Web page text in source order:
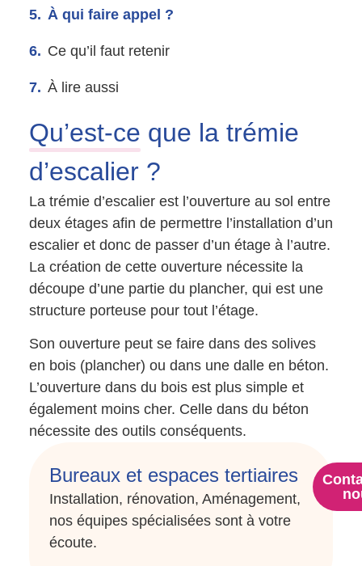
À qui faire appel ?
Ce qu’il faut retenir
À lire aussi
Qu’est-ce que la trémie
d’escalier ?
La trémie d’escalier est l’ouverture au sol entre
deux étages afin de permettre l’installation d’un
escalier et donc de passer d’un étage à l’autre.
La création de cette ouverture nécessite la
découpe d’une partie du plancher, qui est une
structure porteuse pour tout l’étage.
Son ouverture peut se faire dans des solives
en bois (plancher) ou dans une dalle en béton.
L’ouverture dans du bois est plus simple et
également moins cher. Celle dans du béton
nécessite des outils conséquents.
Bureaux et espaces tertiaires
Installation, rénovation, Aménagement,
nos équipes spécialisées sont à votre
écoute.